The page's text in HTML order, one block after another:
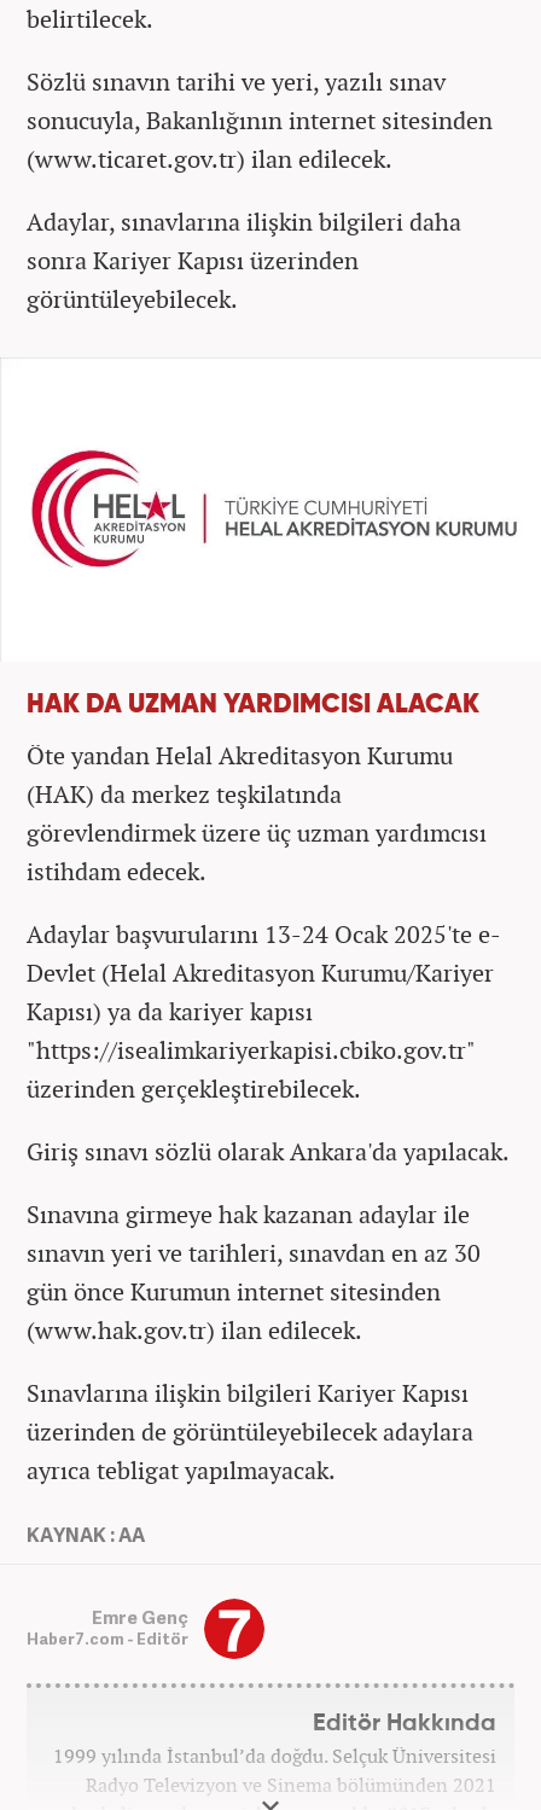
belirtilecek.
Sözlü sınavın tarihi ve yeri, yazılı sınav
sonucuyla, Bakanlığının internet sitesinden
(www.ticaret.gov.tr) ilan edilecek.
Adaylar, sınavlarına ilişkin bilgileri daha
sonra Kariyer Kapısı üzerinden
görüntüleyebilecek.
HAK DA UZMAN YARDIMCISI ALACAK
Öte yandan Helal Akreditasyon Kurumu
(HAK) da merkez teşkilatında
görevlendirmek üzere üç uzman yardımcısı
istihdam edecek.
Adaylar başvurularını 13-24 Ocak 2025'te e-
Devlet (Helal Akreditasyon Kurumu/Kariyer
Kapısı) ya da kariyer kapısı
"https://isealimkariyerkapisi.cbiko.gov.tr"
üzerinden gerçekleştirebilecek.
Giriş sınavı sözlü olarak Ankara'da yapılacak.
Sınavına girmeye hak kazanan adaylar ile
sınavın yeri ve tarihleri, sınavdan en az 30
gün önce Kurumun internet sitesinden
(www.hak.gov.tr) ilan edilecek.
Sınavlarına ilişkin bilgileri Kariyer Kapısı
üzerinden de görüntüleyebilecek adaylara
ayrıca tebligat yapılmayacak.
KAYNAK : AA
Emre Genç
Haber7.com - Editör
Editör Hakkında
1999 yılında İstanbul’da doğdu. Selçuk Üniversitesi
Radyo Televizyon ve Sinema bölümünden 2021